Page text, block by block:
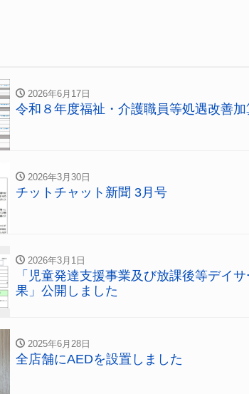
2026年6月17日
令和８年度福祉・介護職員等処遇改善加
2026年3月30日
チットチャット新聞 3月号
2026年3月1日
「児童発達支援事業及び放課後等デイ
果」公開しました
2025年6月28日
全店舗にAEDを設置しました